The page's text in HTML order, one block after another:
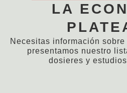
LA
Necesitas información
presentamos nuestro
dosieres y